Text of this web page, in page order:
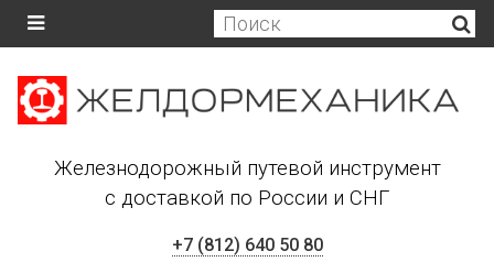
Железнодорожный путевой инструмент
с доставкой по России и СНГ
+7 (812) 640 50 80